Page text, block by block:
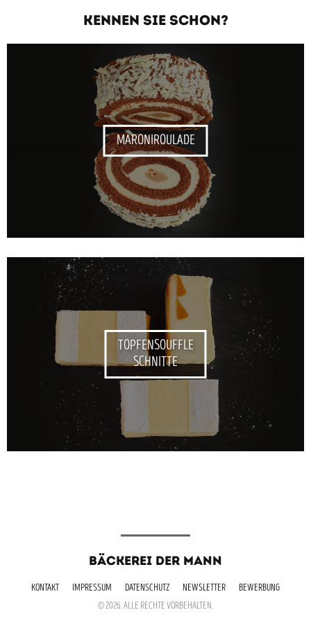
KENNEN SIE SCHON?
MARONIROULADE
TOPFENSOUFFLE
SCHNITTE
BÄCKEREI DER MANN
KONTAKT IMPRESSUM DATENSCHUTZ NEWSLETTER
BEWERBUNG
© 2026. ALLE RECHTE VORBEHALTEN.